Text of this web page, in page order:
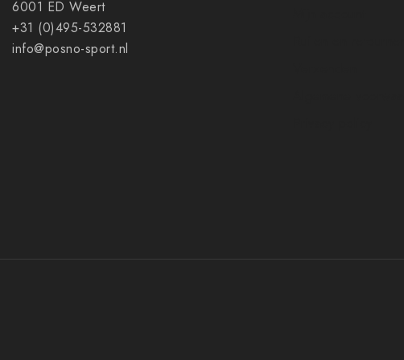
6001 ED Weert
+31 (0)495-532881
info@posno-sport.nl